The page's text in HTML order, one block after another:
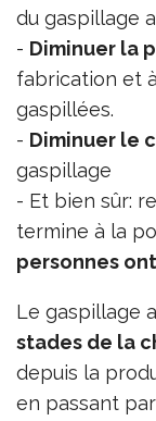
du gaspillage
- Diminuer la
fabrication et
gaspillées.
- Diminuer le
gaspillage
- Et bien sûr:
termine à la
personnes
Le gaspillage
stades de la
depuis la
en passant